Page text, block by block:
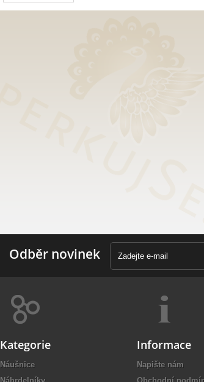
Odběr novinek
Kategorie
Náušnice
Informace
Napište nám